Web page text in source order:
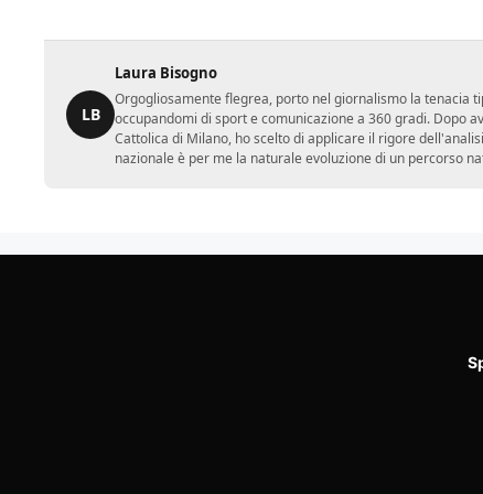
LB
Laura Bisogno
Orgogliosamente flegrea, porto nel giornalismo la tenacia
occupandomi di sport e comunicazione a 360 gradi. Dopo
Cattolica di Milano, ho scelto di applicare il rigore
nazionale è per me la naturale evoluzione di un percorso